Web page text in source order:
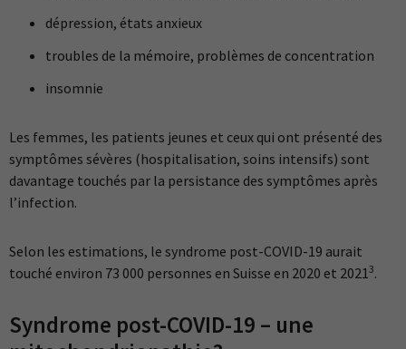
dépression, états anxieux
troubles de la mémoire, problèmes de concentration
insomnie
Les femmes, les patients jeunes et ceux qui ont présenté des
symptômes sévères (hospitalisation, soins intensifs) sont
davantage touchés par la persistance des symptômes après
l’infection.
Selon les estimations, le syndrome post-COVID-19 aurait
touché environ 73 000 personnes en Suisse en 2020 et 2021 3.
Syndrome post-COVID-19 – une